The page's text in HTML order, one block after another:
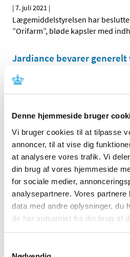
Denne hjemmeside bruger
Vi bruger cookies til at tilpasse
annoncer, til at vise dig
at analysere vores trafik. Vi
din brug af vores hjemmeside
for sociale medier,
analysepartnere. Vores
data med andre oplysninger, du
de har indsamlet fra din brug af
|7. juli 2021 |
Lægemiddelstyrelsen har
”Orifarm”, bløde kapsler med
Jardiance bevarer
7. juli 2021
Lægemiddelstyrelsen har
generelt tilskud efter
Enerzair Breezhaler
7. juli 2021
Lægemiddelstyrelsen har
Breezhaler med virkning fra den
Sundhedsministeren har
statslige
31. oktober 2021
sundhedsministeren aktiverede